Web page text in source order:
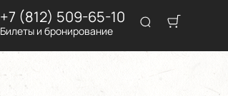
+7 (812) 509-65-10
Билеты и бронирование